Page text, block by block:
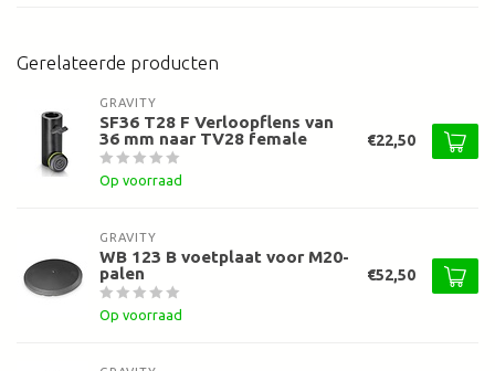
Gerelateerde producten
GRAVITY
SF36 T28 F Verloopflens van
36 mm naar TV28 female
Op voorraad
€22,50
GRAVITY
WB 123 B voetplaat voor M20-
palen
Op voorraad
€52,50